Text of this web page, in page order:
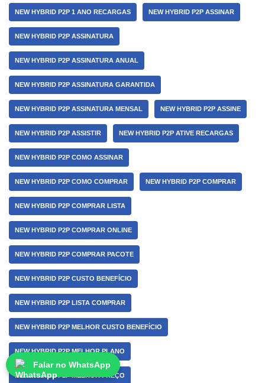
NEW HYBRID P2P 1 ANO RECARGAS NEW HYBRID P2P ASSINAR
NEW HYBRID P2P ASSINATURA
NEW HYBRID P2P ASSINATURA ANUAL
NEW HYBRID P2P ASSINATURA GARANTIDA
NEW HYBRID P2P ASSINATURA MENSAL NEW HYBRID P2P ASSINE
NEW HYBRID P2P ASSISTIR NEW HYBRID P2P ATIVE RECARGAS
NEW HYBRID P2P COMO ASSINAR
NEW HYBRID P2P COMO COMPRAR NEW HYBRID P2P COMPRAR
NEW HYBRID P2P COMPRAR LISTA
NEW HYBRID P2P COMPRAR ONLINE
NEW HYBRID P2P COMPRAR PACOTE
NEW HYBRID P2P CUSTO BENEFÍCIO
NEW HYBRID P2P LISTA COMPRAR
NEW HYBRID P2P MELHOR CUSTO BENEFÍCIO
NEW HYBRID P2P MELHOR PLANO
NEW HYBRID P2P MELHOR PREÇO
Falar no WhatsApp